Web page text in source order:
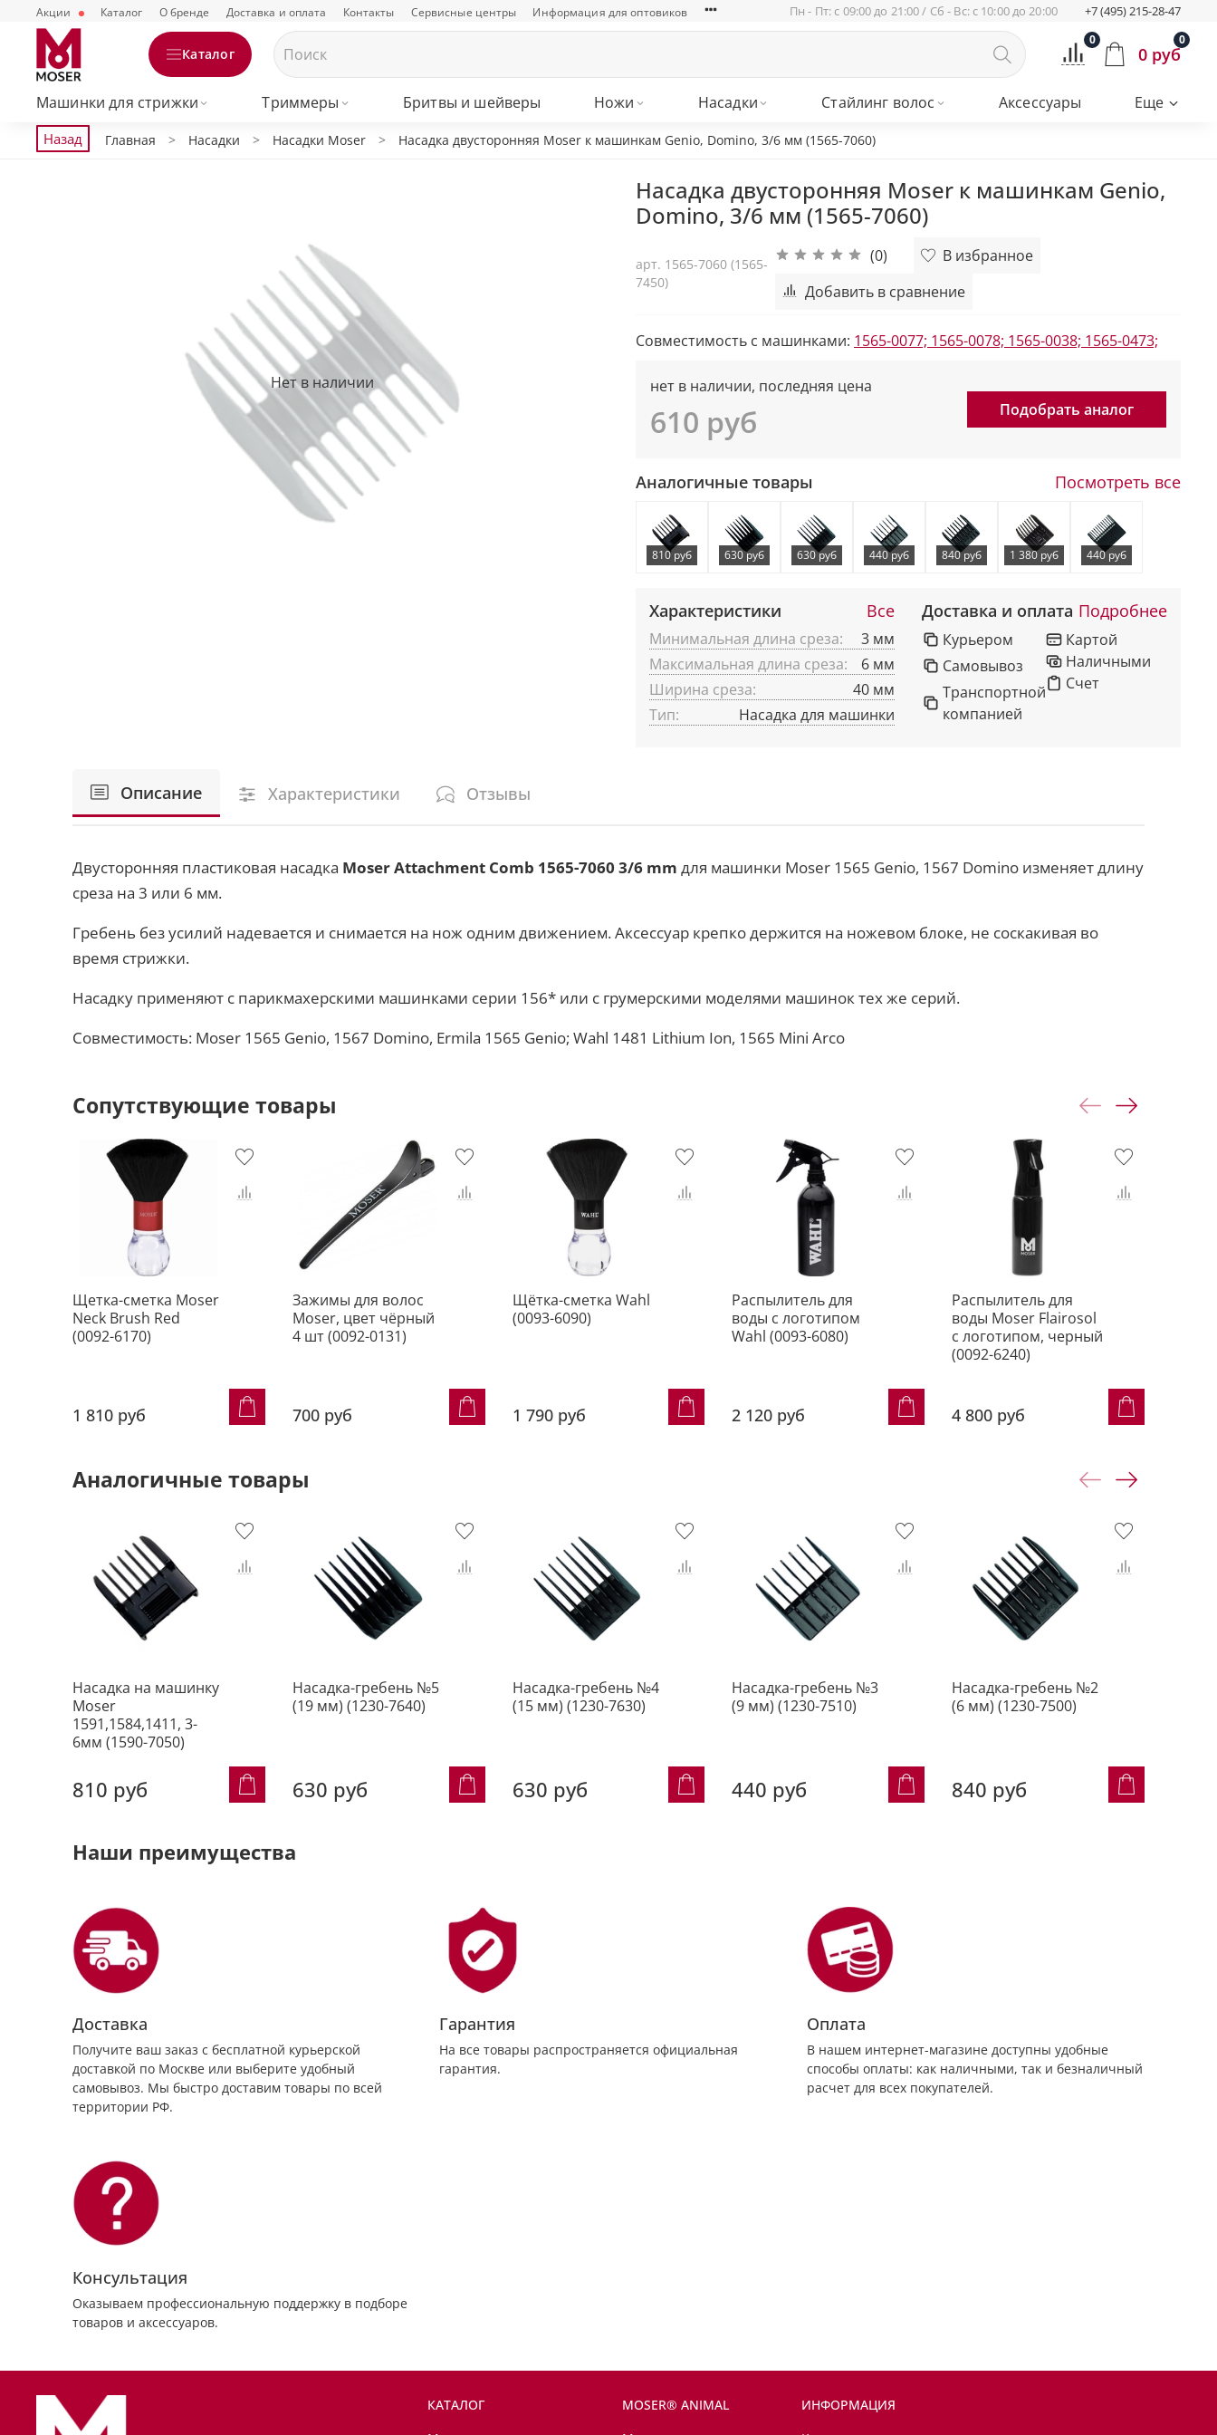
Акции Каталог О бренде Доставка и оплата Контакты Сервисные центры Информация для оптовиков Пн - Пт: с 09:00 до 21:00 / Сб - Вс: с 10:00 до 20:00 +7 (495) 215-28-47
Каталог
0 0
0 руб
Машинки для стрижки Триммеры Бритвы и шейверы Ножи Насадки Стайлинг волос Аксессуары Еще
Назад Главная Насадки Насадки Moser Насадка двусторонняя Moser к машинкам Genio, Domino, 3/6 мм (1565-7060)
Нет в наличии
арт. 1565-7060 (1565-
7450)
(0)
В избранное
Добавить в сравнение
Насадка двусторонняя Moser к машинкам Genio,
Domino, 3/6 мм (1565-7060)
Совместимость с машинками: 1565-0077; 1565-0078; 1565-0038; 1565-0473;
нет в наличии, последняя цена
610 руб Подобрать аналог
Аналогичные товары Посмотреть все
810 руб 630 руб 630 руб 440 руб 840 руб 1 380 руб 440 руб
Характеристики Все
Минимальная длина среза:
3 мм
Максимальная длина среза:
6 мм
Ширина среза:
40 мм
Тип:
Насадка для машинки
Доставка и оплата Подробнее
Курьером
Самовывоз
Транспортной
компанией
Картой
Наличными
Счет
Описание Характеристики Отзывы
Двусторонняя пластиковая насадка Moser Attachment Comb 1565-7060 3/6 mm для машинки Moser 1565 Genio, 1567 Domino изменяет длину
среза на 3 или 6 мм.
Гребень без усилий надевается и снимается на нож одним движением. Аксессуар крепко держится на ножевом блоке, не соскакивая во
время стрижки.
Насадку применяют с парикмахерскими машинками серии 156* или с грумерскими моделями машинок тех же серий.
Совместимость: Moser 1565 Genio, 1567 Domino, Ermila 1565 Genio; Wahl 1481 Lithium Ion, 1565 Mini Arco
Сопутствующие товары
Щетка-сметка Moser
Neck Brush Red
(0092-6170)
1 810 руб
Зажимы для волос
Moser, цвет чёрный
4 шт (0092-0131)
700 руб
Щётка-сметка Wahl
(0093-6090)
1 790 руб
Распылитель для
воды с логотипом
Wahl (0093-6080)
2 120 руб
Распылитель для
воды Moser Flairosol
с логотипом, черный
(0092-6240)
4 800 руб
Аналогичные товары
Насадка на машинку
Moser
1591,1584,1411, 3-
6мм (1590-7050)
810 руб
Насадка-гребень №5
(19 мм) (1230-7640)
630 руб
Насадка-гребень №4
(15 мм) (1230-7630)
630 руб
Насадка-гребень №3
(9 мм) (1230-7510)
440 руб
Насадка-гребень №2
(6 мм) (1230-7500)
840 руб
Наши преимущества
Доставка
Получите ваш заказ с бесплатной курьерской
доставкой по Москве или выберите удобный
самовывоз. Мы быстро доставим товары по всей
территории РФ.
Гарантия
На все товары распространяется официальная
гарантия.
Оплата
В нашем интернет-магазине доступны удобные
способы оплаты: как наличными, так и безналичный
расчет для всех покупателей.
Консультация
Оказываем профессиональную поддержку в подборе
товаров и аксессуаров.
КАТАЛОГ
MOSER® ANIMAL
ИНФОРМАЦИЯ